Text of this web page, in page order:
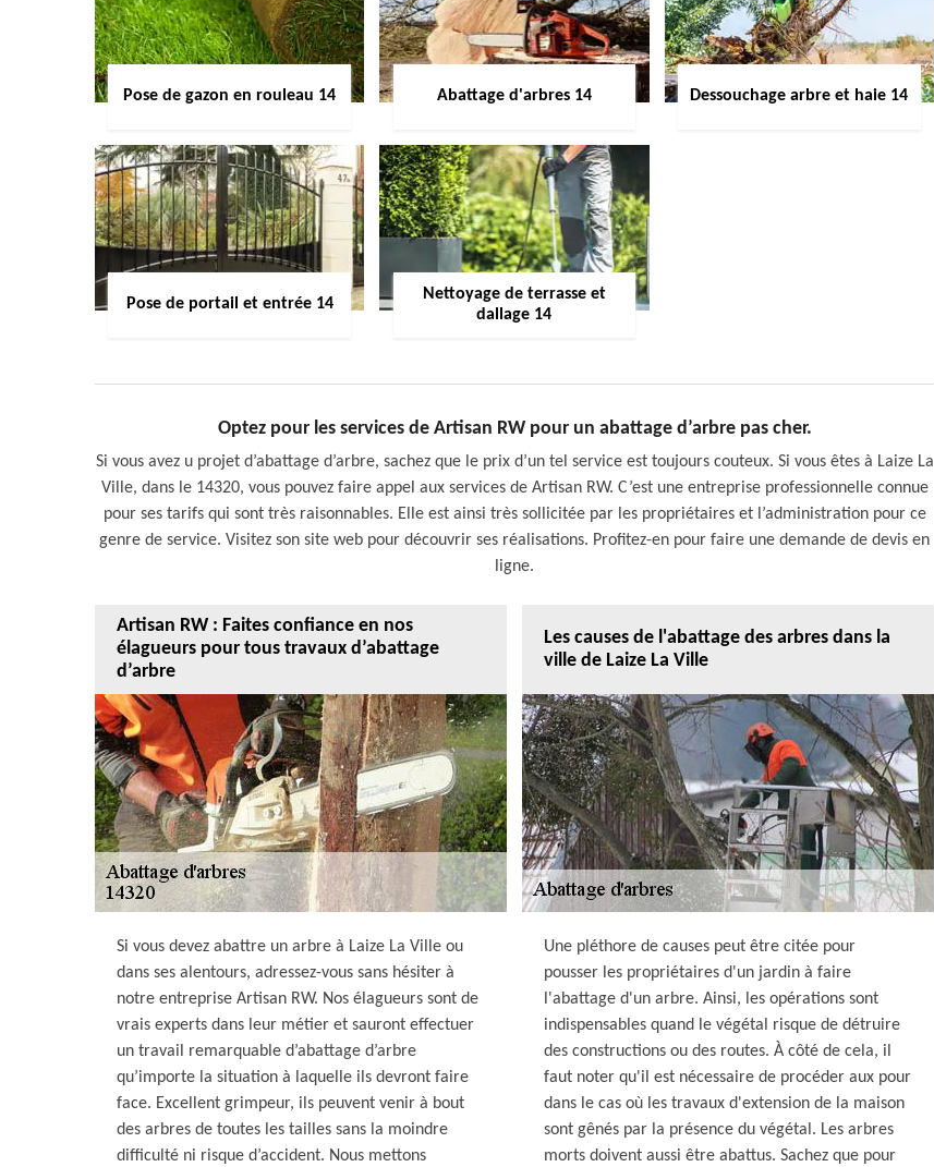
Pose de gazon en rouleau 14 Abattage d'arbres 14 Dessouchage arbre et haie 14
Pose de portail et entrée 14
Nettoyage de terrasse et
dallage 14
Optez pour les services de Artisan RW pour un abattage d’arbre pas cher.
Si vous avez u projet d’abattage d’arbre, sachez que le prix d’un tel service est toujours couteux. Si vous êtes à Laize La
Ville, dans le 14320, vous pouvez faire appel aux services de Artisan RW. C’est une entreprise professionnelle connue
pour ses tarifs qui sont très raisonnables. Elle est ainsi très sollicitée par les propriétaires et l’administration pour ce
genre de service. Visitez son site web pour découvrir ses réalisations. Profitez-en pour faire une demande de devis en
ligne.
Artisan RW : Faites confiance en nos
élagueurs pour tous travaux d’abattage
d’arbre
Si vous devez abattre un arbre à Laize La Ville ou
dans ses alentours, adressez-vous sans hésiter à
notre entreprise Artisan RW. Nos élagueurs sont de
vrais experts dans leur métier et sauront effectuer
un travail remarquable d’abattage d’arbre
qu’importe la situation à laquelle ils devront faire
face. Excellent grimpeur, ils peuvent venir à bout
des arbres de toutes les tailles sans la moindre
difficulté ni risque d’accident. Nous mettons
Les causes de l'abattage des arbres dans la
ville de Laize La Ville
Une pléthore de causes peut être citée pour
pousser les propriétaires d'un jardin à faire
l'abattage d'un arbre. Ainsi, les opérations sont
indispensables quand le végétal risque de détruire
des constructions ou des routes. À côté de cela, il
faut noter qu'il est nécessaire de procéder aux pour
dans le cas où les travaux d'extension de la maison
sont gênés par la présence du végétal. Les arbres
morts doivent aussi être abattus. Sachez que pour